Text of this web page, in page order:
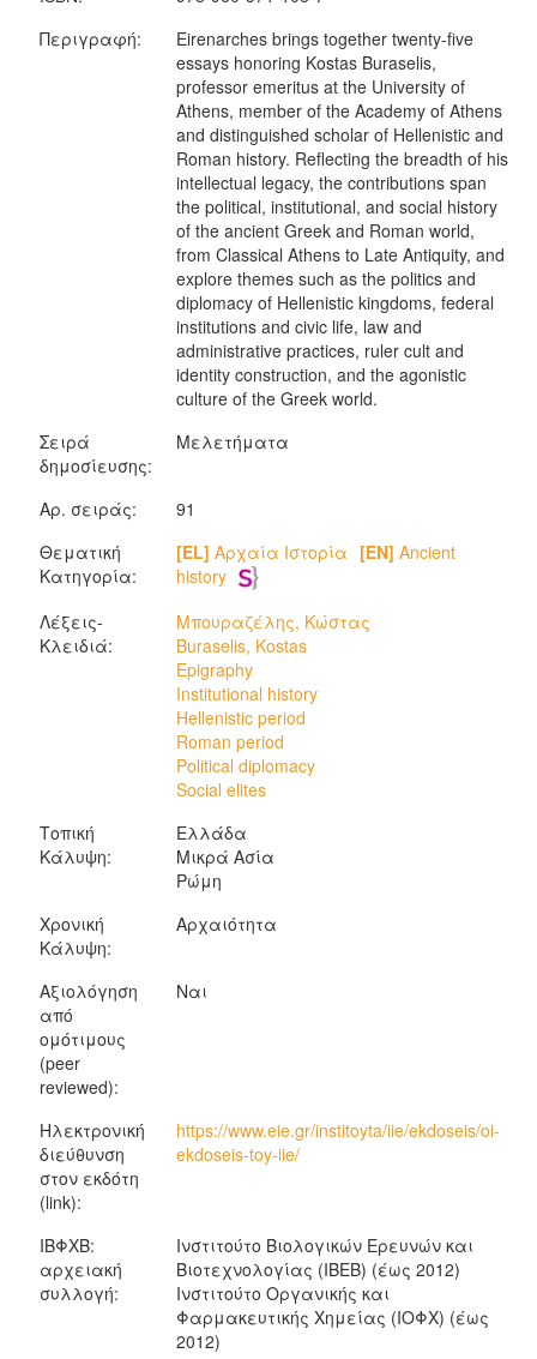
Περιγραφή:
Eirenarches brings together twenty-five
essays honoring Kostas Buraselis,
professor emeritus at the University of
Athens, member of the Academy of Athens
and distinguished scholar of Hellenistic and
Roman history. Reflecting the breadth of his
intellectual legacy, the contributions span
the political, institutional, and social history
of the ancient Greek and Roman world,
from Classical Athens to Late Antiquity, and
explore themes such as the politics and
diplomacy of Hellenistic kingdoms, federal
institutions and civic life, law and
administrative practices, ruler cult and
identity construction, and the agonistic
culture of the Greek world.
Σειρά
δημοσίευσης:
Μελετήματα
Αρ. σειράς:
91
Θεματική
Κατηγορία:
[EL] Αρχαία Ιστορία [EN] Ancient
history
Λέξεις-
Κλειδιά:
Μπουραζέλης, Κώστας
Buraselis, Kostas
Epigraphy
Institutional history
Hellenistic period
Roman period
Political diplomacy
Social elites
Τοπική
Κάλυψη:
Ελλάδα
Μικρά Ασία
Ρώμη
Χρονική
Κάλυψη:
Αρχαιότητα
Αξιολόγηση
από
ομότιμους
(peer
reviewed):
Ναι
Ηλεκτρονική
διεύθυνση
στον εκδότη
(link):
https://www.eie.gr/institoyta/iie/ekdoseis/oi-
ekdoseis-toy-iie/
ΙΒΦΧΒ:
αρχειακή
συλλογή:
Ινστιτούτο Βιολογικών Ερευνών και
Βιοτεχνολογίας (ΙΒΕΒ) (έως 2012)
Ινστιτούτο Οργανικής και
Φαρμακευτικής Χημείας (ΙΟΦΧ) (έως
2012)